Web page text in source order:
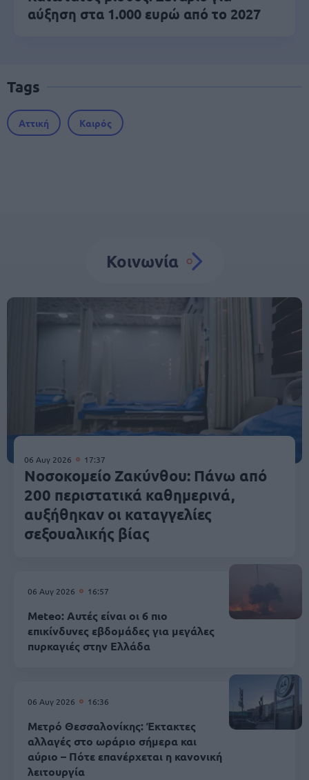
αύξηση στα 1.000 ευρώ από το 2027
Tags
Αττική Καιρός
Κοινωνία
06 Αυγ 2026 17:37
Νοσοκομείο Ζακύνθου: Πάνω από
200 περιστατικά καθημερινά,
αυξήθηκαν οι καταγγελίες
σεξουαλικής βίας
06 Αυγ 2026 16:57
Meteo: Αυτές είναι οι 6 πιο
επικίνδυνες εβδομάδες για μεγάλες
πυρκαγιές στην Ελλάδα
06 Αυγ 2026 16:36
Μετρό Θεσσαλονίκης: Έκτακτες
αλλαγές στο ωράριο σήμερα και
αύριο – Πότε επανέρχεται η κανονική
λειτουργία